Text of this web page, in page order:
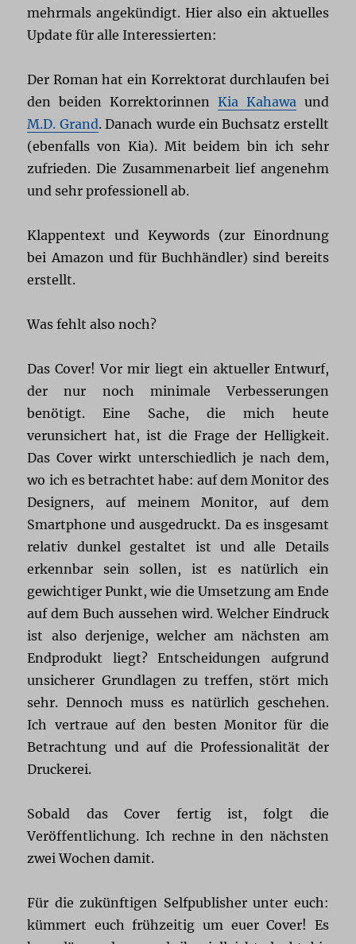
mehrmals angekündigt. Hier also ein aktuelles
Update für alle Interessierten:
Der Roman hat ein Korrektorat durchlaufen bei
den beiden Korrektorinnen Kia Kahawaund
M.D. Grand. Danach wurde ein Buchsatz erstellt
(ebenfalls von Kia). Mit beidem bin ich sehr
zufrieden. Die Zusammenarbeit lief angenehm
und sehr professionell ab.
Klappentext und Keywords (zur Einordnung
bei Amazon und für Buchhändler) sind bereits
erstellt.
Was fehlt also noch?
Das Cover! Vor mir liegt ein aktueller Entwurf,
der nur noch minimale Verbesserungen
benötigt. Eine Sache, die mich heute
verunsichert hat, ist die Frage der Helligkeit.
Das Cover wirkt unterschiedlich je nach dem,
wo ich es betrachtet habe: auf dem Monitor des
Designers, auf meinem Monitor, auf dem
Smartphone und ausgedruckt. Da es insgesamt
relativ dunkel gestaltet ist und alle Details
erkennbar sein sollen, ist es natürlich ein
gewichtiger Punkt, wie die Umsetzung am Ende
auf dem Buch aussehen wird. Welcher Eindruck
ist also derjenige, welcher am nächsten am
Endprodukt liegt? Entscheidungen aufgrund
unsicherer Grundlagen zu treffen, stört mich
sehr. Dennoch muss es natürlich geschehen.
Ich vertraue auf den besten Monitor für die
Betrachtung und auf die Professionalität der
Druckerei.
Sobald das Cover fertig ist, folgt die
Veröffentlichung. Ich rechne in den nächsten
zwei Wochen damit.
Für die zukünftigen Selfpublisher unter euch:
kümmert euch frühzeitig um euer Cover! Es